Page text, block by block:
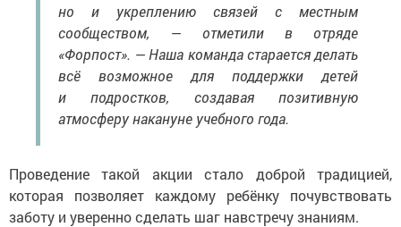
но и укреплению связей с местным
сообществом, — отметили в отряде
«Форпост». — Наша команда старается делать
всё возможное для поддержки детей
и подростков, создавая позитивную
атмосферу накануне учебного года.
Проведение такой акции стало доброй традицией,
которая позволяет каждому ребёнку почувствовать
заботу и уверенно сделать шаг навстречу знаниям.